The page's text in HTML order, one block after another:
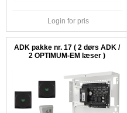
Login for pris
ADK pakke nr. 17 ( 2 dørs ADK /
2 OPTIMUM-EM læser )